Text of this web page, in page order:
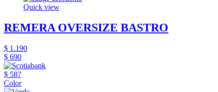
Quick view
REMERA OVERSIZE BASTRO
$ 1.190
$ 690
$ 587
Color